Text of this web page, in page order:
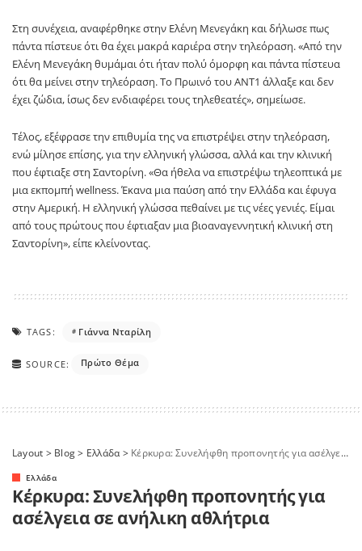
Στη συνέχεια, αναφέρθηκε στην Ελένη Μενεγάκη και δήλωσε πως
πάντα πίστευε ότι θα έχει μακρά καριέρα στην τηλεόραση. «Από την
Ελένη Μενεγάκη θυμάμαι ότι ήταν πολύ όμορφη και πάντα πίστευα
ότι θα μείνει στην τηλεόραση. Το Πρωινό του ΑΝΤ1 άλλαξε και δεν
έχει ζώδια, ίσως δεν ενδιαφέρει τους τηλεθεατές», σημείωσε.
Τέλος, εξέφρασε την επιθυμία της να επιστρέψει στην τηλεόραση,
ενώ μίλησε επίσης, για την ελληνική γλώσσα, αλλά και την κλινική
που έφτιαξε στη Σαντορίνη. «Θα ήθελα να επιστρέψω τηλεοπτικά με
μια εκπομπή wellness. Έκανα μια παύση από την Ελλάδα και έφυγα
στην Αμερική. Η ελληνική γλώσσα πεθαίνει με τις νέες γενιές. Είμαι
από τους πρώτους που έφτιαξαν μια βιοαναγεννητική κλινική στη
Σαντορίνη», είπε κλείνοντας.
TAGS: Γιάννα Νταρίλη
SOURCE: Πρώτο Θέμα
Layout > Blog> Ελλάδα> Κέρκυρα: Συνελήφθη προπονητής για ασέλγεια σε ανήλικη αθλήτρια
Ελλάδα
Κέρκυρα: Συνελήφθη προπονητής για
ασέλγεια σε ανήλικη αθλήτρια